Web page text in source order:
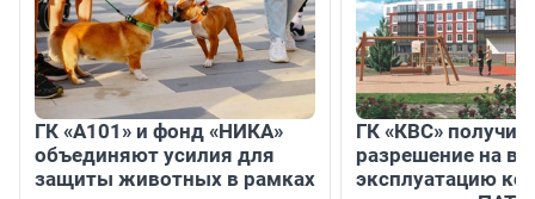
ГК «А101» и фонд «НИКА»
объединяют усилия для
защиты животных в рамках
ГК «КВС»
разрешение на
эксплуатацию